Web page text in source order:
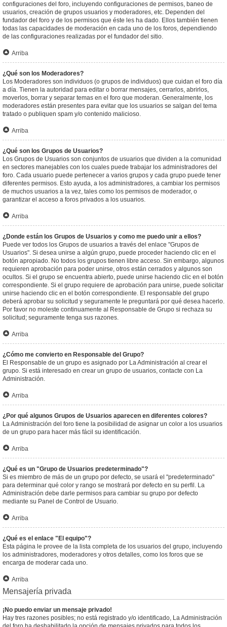
configuraciones del foro, incluyendo configuraciones de permisos, baneo de
usuarios, creación de grupos usuarios y moderadores, etc. Dependen del
fundador del foro y de los permisos que éste les ha dado. Ellos también tienen
todas las capacidades de moderación en cada uno de los foros, dependiendo
de las configuraciones realizadas por el fundador del sitio.
Arriba
¿Qué son los Moderadores?
Los Moderadores son individuos (o grupos de individuos) que cuidan el foro día
a día. Tienen la autoridad para editar o borrar mensajes, cerrarlos, abrirlos,
moverlos, borrar y separar temas en el foro que moderan. Generalmente, los
moderadores están presentes para evitar que los usuarios se salgan del tema
tratado o publiquen spam y/o contenido malicioso.
Arriba
¿Qué son los Grupos de Usuarios?
Los Grupos de Usuarios son conjuntos de usuarios que dividen a la comunidad
en sectores manejables con los cuales puede trabajar los administradores del
foro. Cada usuario puede pertenecer a varios grupos y cada grupo puede tener
diferentes permisos. Esto ayuda, a los administradores, a cambiar los permisos
de muchos usuarios a la vez, tales como los permisos de moderador, o
garantizar el acceso a foros privados a los usuarios.
Arriba
¿Donde están los Grupos de Usuarios y como me puedo unir a ellos?
Puede ver todos los Grupos de usuarios a través del enlace "Grupos de
Usuarios". Si desea unirse a algún grupo, puede proceder haciendo clic en el
botón apropiado. No todos los grupos tienen libre acceso. Sin embargo, algunos
requieren aprobación para poder unirse, otros están cerrados y algunos son
ocultos. Si el grupo se encuentra abierto, puede unirse haciendo clic en el botón
correspondiente. Si el grupo requiere de aprobación para unirse, puede solicitar
unirse haciendo clic en el botón correspondiente. El responsable del grupo
deberá aprobar su solicitud y seguramente le preguntará por qué desea hacerlo.
Por favor no moleste continuamente al Responsable de Grupo si rechaza su
solicitud; seguramente tenga sus razones.
Arriba
¿Cómo me convierto en Responsable del Grupo?
El Responsable de un grupo es asignado por La Administración al crear el
grupo. Si está interesado en crear un grupo de usuarios, contacte con La
Administración.
Arriba
¿Por qué algunos Grupos de Usuarios aparecen en diferentes colores?
La Administración del foro tiene la posibilidad de asignar un color a los usuarios
de un grupo para hacer más fácil su identificación.
Arriba
¿Qué es un "Grupo de Usuarios predeterminado"?
Si es miembro de más de un grupo por defecto, se usará el "predeterminado"
para determinar qué color y rango se mostrará por defecto en su perfil. La
Administración debe darle permisos para cambiar su grupo por defecto
mediante su Panel de Control de Usuario.
Arriba
¿Qué es el enlace "El equipo"?
Esta página le provee de la lista completa de los usuarios del grupo, incluyendo
los administradores, moderadores y otros detalles, como los foros que se
encarga de moderar cada uno.
Arriba
Mensajería privada
¡No puedo enviar un mensaje privado!
Hay tres razones posibles; no está registrado y/o identificado, La Administración